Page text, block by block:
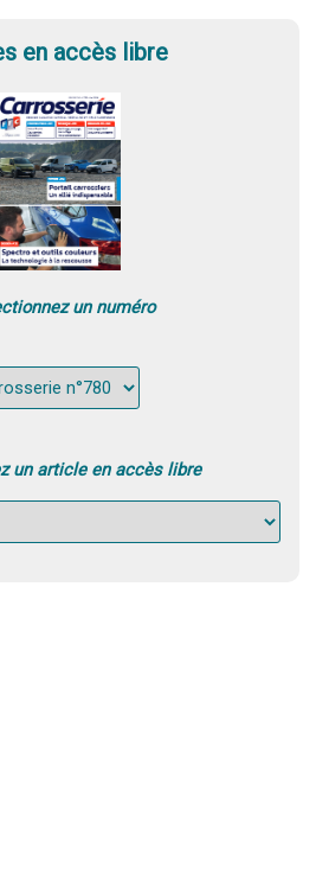
en accès libre
un numéro
un article en accès libre